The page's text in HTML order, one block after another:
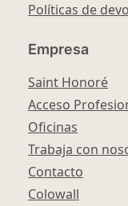
Políticas de
Empresa
Saint Honoré
Acceso
Oficinas
Trabaja con
Contacto
Colowall